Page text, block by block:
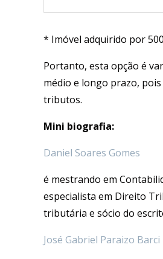
* Imóvel adquirido por
Portanto, esta opção é
médio e longo prazo,
tributos.
Mini biografia:
Daniel Soares Gomes
é mestrando em
especialista em Direito
tributária e sócio do
José Gabriel Paraizo Barci